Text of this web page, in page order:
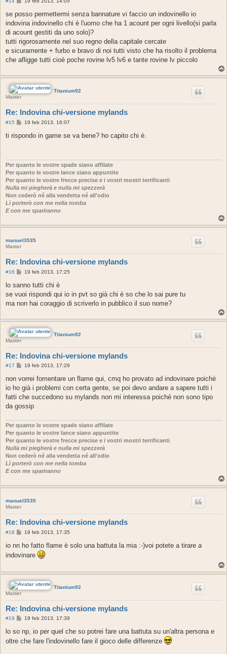
s
a
g
i
o
se posso permettermi senza bannature vi faccio un indovinello io
indovina indovinello chi è l'uomo che ha 1 acount per ogni livello(si parla
di acount gestiti da uno solo)?
tutti rigorosamente nel suo regno della capitale cercate
e sicuramente + furbo e bravo di noi tutti visto che ha risolto il problema
che afligge tutti cioè poche rovine lv5 lv6 e tante rovine lv piccolo
Titanium92
Master
Re: Indovina chi-versione mylands
#15
M
s
i
o
19 feb 2013, 16:07
ti rispondo in game se va bene? ho capito chi è.
Per quanto le vostre spade siano affilate
Per quanto le vostre lance siano appuntite
Per quanto le vostre frecce precise e i vostri mostri terrificanti
Nulla mi piegherà e nulla mi spezzerà
Non cederò né alla vendetta né all'odio
Lì porterò con me nella tomba
E con me spariranno
manuel3535
Master
Re: Indovina chi-versione mylands
#16
M
s
a
g
o
19 feb 2013, 17:25
lo sanno tutti chi è
se vuoi rispondi qui io in pvt so già chi è so che lo sai pure tu
ma non hai coraggio di scriverlo in pubblico il suo nome?
Titanium92
Master
Re: Indovina chi-versione mylands
#17
M
s
a
g
i
19 feb 2013, 17:29
non vorrei fomentare un flame qui, cmq ho provato ad indovinare poiché
io ho già i problemi con certa gente, se poi devo andare a sapere tutti i
fatti che succedono su mylands non mi interessa poiché non sono tipo
da gossip
Per quanto le vostre spade siano affilate
Per quanto le vostre lance siano appuntite
Per quanto le vostre frecce precise e i vostri mostri terrificanti
Nulla mi piegherà e nulla mi spezzerà
Non cederò né alla vendetta né all'odio
Lì porterò con me nella tomba
E con me spariranno
manuel3535
Master
Re: Indovina chi-versione mylands
#18
M
s
a
i
o
19 feb 2013, 17:35
io nn ho fatto flame è solo una battuta la mia :-)voi potete a tirare a
indovinare
Titanium92
Master
Re: Indovina chi-versione mylands
#19
M
s
a
19 feb 2013, 17:39
lo so np, io per quel che so potrei fare una battuta su un'altra persona e
oltre che fare l'indovinello fare il gioco delle differenze